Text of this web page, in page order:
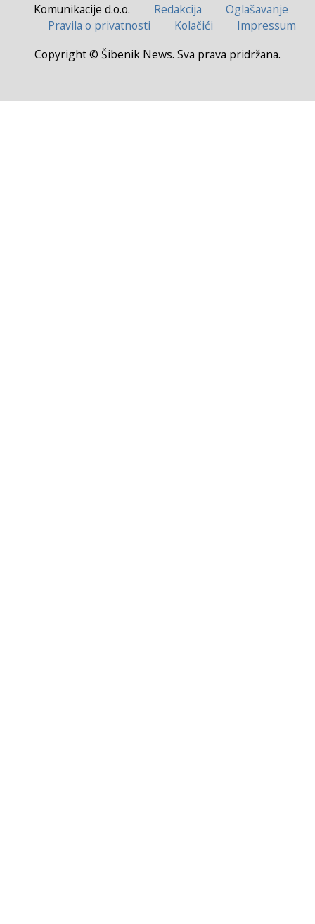
Komunikacije d.o.o. Redakcija
Oglašavanje
Pravila o privatnosti
Kolačići
Impressum
Copyright © Šibenik News. Sva prava pridržana.